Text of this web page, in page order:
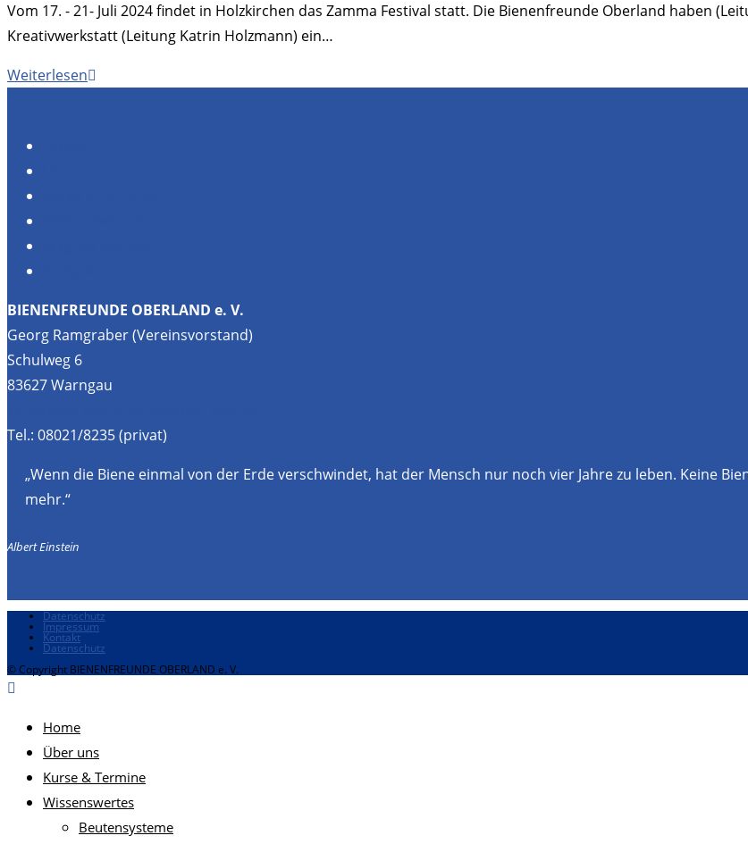
Vom 17. - 21- Juli 2024 findet in Holzkirchen das Zamma Festival statt. Die Bienenfreunde Oberland haben
Kreativwerkstatt (Leitung Katrin Holzmann) ein…
WeiterlesenZamma
BIENENFREUNDE OBERLAND e. V.
Georg Ramgraber (Vereinsvorstand)
Schulweg 6
83627 Warngau
Tel.: 08021/8235 (privat)
„Wenn die Biene einmal von der Erde verschwindet, hat der Mensch nur noch vier Jahre zu leben. Keine
mehr.“
Albert Einstein
Datenschutz
Impressum
Kontakt
Datenschutz
© Copyright BIENENFREUNDE OBERLAND e. V.
Home
Über uns
Kurse & Termine
Wissenswertes
Beutensysteme